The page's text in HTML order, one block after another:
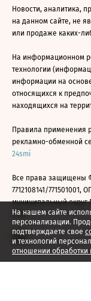
На нашем сайте
персонализации.
подтверждаете свое
и технологий
отношении
Новости, аналитика,
на данном сайте, не
или продаже каких-
На информационном
технологии
информации на
относящихся к
находящихся на
Правила применения
рекламно-обменной
24smi
Все права защищены
7712108141/771501001,
муниципальный округ
2026